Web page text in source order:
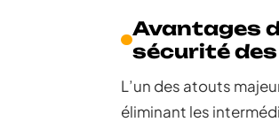
Avantages
sécurité
L’un des atouts
éliminant les